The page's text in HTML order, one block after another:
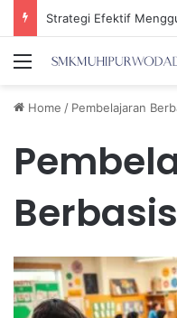
Menu
Home / Pembelajaran